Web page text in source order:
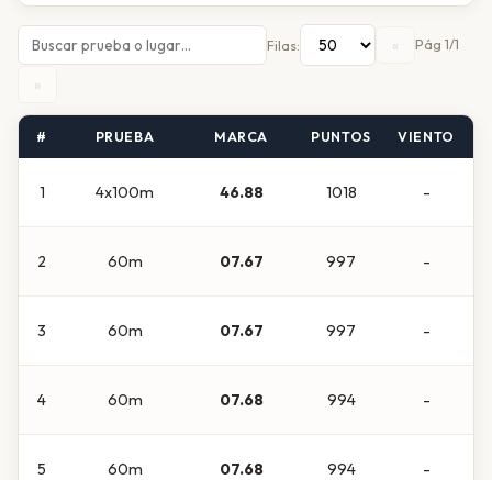
Filas: « Pág 1/1
»
# PRUEBA MARCA PUNTOS VIENTO
1 4x100m 46.88 1018 -
2 60m 07.67 997 -
3 60m 07.67 997 -
4 60m 07.68 994 -
5 60m 07.68 994 -